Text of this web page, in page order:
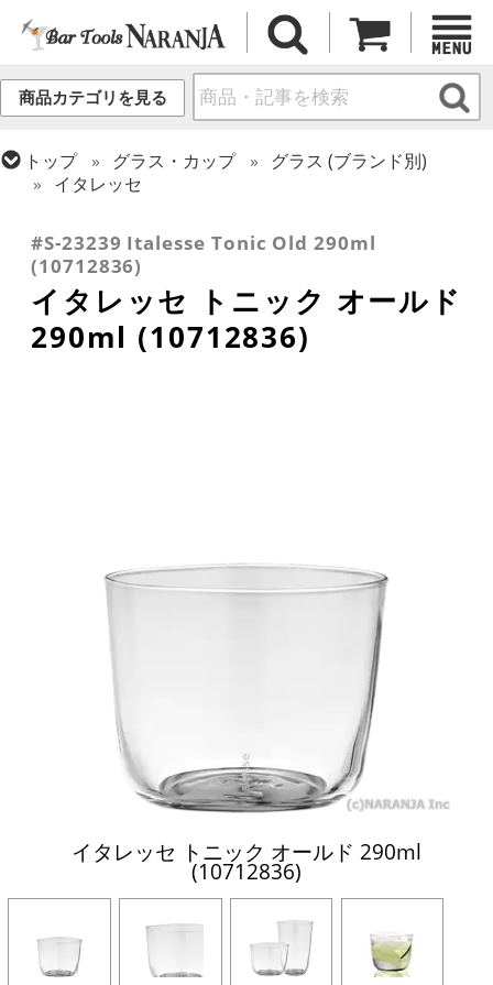
商品カテゴリを見る
トップ グラス・カップ
グラス (ブランド別)
イタレッセ
ロックグラス
#S-23239 Italesse Tonic Old 290ml
(10712836)
イタレッセ トニック オールド
290ml (10712836)
イタレッセ トニック オールド 290ml
(10712836)